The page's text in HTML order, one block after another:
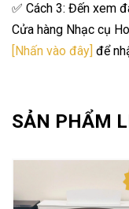
✅ Cách 3: Đến xem
Cửa hàng Nhạc cụ
[Nhấn vào đây] để
SẢN PHẨM